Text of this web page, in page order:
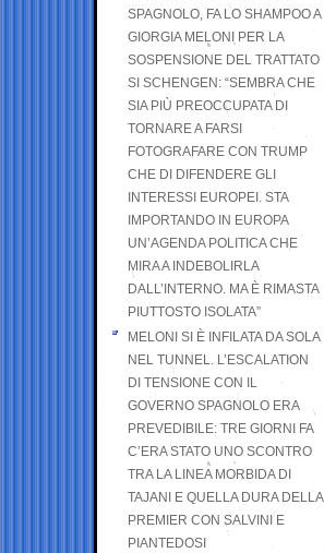
SPAGNOLO, FA LO SHAMPOO A
GIORGIA MELONI PER LA
SOSPENSIONE DEL TRATTATO
SI SCHENGEN: “SEMBRA CHE
SIA PIÙ PREOCCUPATA DI
TORNARE A FARSI
FOTOGRAFARE CON TRUMP
CHE DI DIFENDERE GLI
INTERESSI EUROPEI. STA
IMPORTANDO IN EUROPA
UN’AGENDA POLITICA CHE
MIRA A INDEBOLIRLA
DALL’INTERNO. MA È RIMASTA
PIUTTOSTO ISOLATA”
MELONI SI È INFILATA DA SOLA
NEL TUNNEL. L’ESCALATION
DI TENSIONE CON IL
GOVERNO SPAGNOLO ERA
PREVEDIBILE: TRE GIORNI FA
C’ERA STATO UNO SCONTRO
TRA LA LINEA MORBIDA DI
TAJANI E QUELLA DURA DELLA
PREMIER CON SALVINI E
PIANTEDOSI